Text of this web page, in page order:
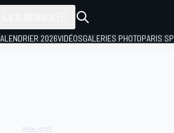
2026VIDÉOSGALERIES PHOTOPARIS